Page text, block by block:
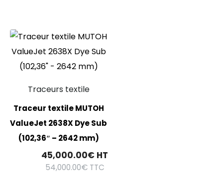
Traceurs textile
Traceur textile MUTOH
ValueJet 2638X Dye Sub
(102,36″ – 2642 mm)
45,000.00€ HT
54,000.00€TTC